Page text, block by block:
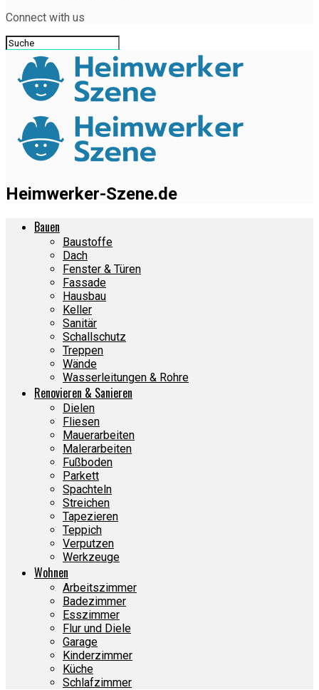
Connect with us
Heimwerker-Szene.de
Bauen
Baustoffe
Dach
Fenster & Türen
Fassade
Hausbau
Keller
Sanitär
Schallschutz
Treppen
Wände
Wasserleitungen & Rohre
Renovieren & Sanieren
Dielen
Fliesen
Mauerarbeiten
Malerarbeiten
Fußboden
Parkett
Spachteln
Streichen
Tapezieren
Teppich
Verputzen
Werkzeuge
Wohnen
Arbeitszimmer
Badezimmer
Esszimmer
Flur und Diele
Garage
Kinderzimmer
Küche
Schlafzimmer